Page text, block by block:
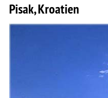
Pisak, Kroatien